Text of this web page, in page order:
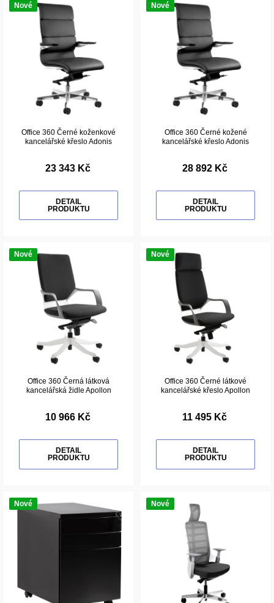
Nové
Office 360 Černé koženkové
kancelářské křeslo Adonis
23 343 Kč
DETAIL
PRODUKTU
Nové
Office 360 Černé kožené
kancelářské křeslo Adonis
28 892 Kč
DETAIL
PRODUKTU
Nové
Office 360 Černá látková
kancelářská židle Apollon
10 966 Kč
DETAIL
PRODUKTU
Nové
Office 360 Černé látkové
kancelářské křeslo Apollon
11 495 Kč
DETAIL
PRODUKTU
Nové Nové